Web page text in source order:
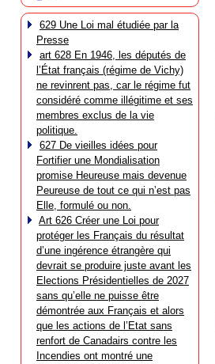
629 Une Loi mal étudiée par la
Presse
art 628 En 1946, les députés de
l’État français (régime de Vichy)
ne revinrent pas, car le régime fut
considéré comme illégitime et ses
membres exclus de la vie
politique.
627 De vieilles idées pour
Fortifier une Mondialisation
promise Heureuse mais devenue
Peureuse de tout ce qui n’est pas
Elle, formulé ou non.
Art 626 Créer une Loi pour
protéger les Français du résultat
d’une ingérence étrangère qui
devrait se produire juste avant les
Elections Présidentielles de 2027
sans qu’elle ne puisse être
démontrée aux Français et alors
que les actions de l’Etat sans
renfort de Canadairs contre les
Incendies ont montré une